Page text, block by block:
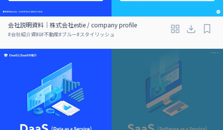
会社説明資料｜株式会社estie / company profile
#会社紹介資料#不動産#ブルー#スタイリッシュ